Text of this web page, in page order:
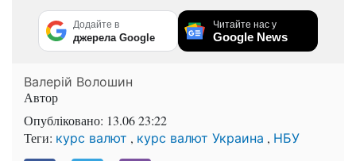
Додайте в
джерела Google
Читайте нас у
Google News
Валерій Волошин
Автор
Опубліковано: 13.06 23:22
Теги: курс валют , курс валют Украина , НБУ